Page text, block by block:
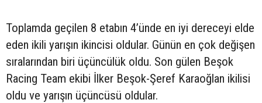
Toplamda geçilen 8 etabın 4’ünde en iyi dereceyi elde
eden ikili yarışın ikincisi oldular. Günün en çok değişen
sıralarından biri üçüncülük oldu. Son gülen Beşok
Racing Team ekibi İlker Beşok-Şeref Karaoğlan ikilisi
oldu ve yarışın üçüncüsü oldular.